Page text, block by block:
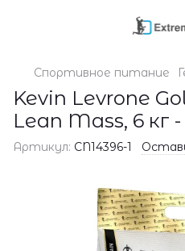
Спортивное питание
Kevin Levrone
Lean Mass, 6 кг
Артикул: CN14396-1